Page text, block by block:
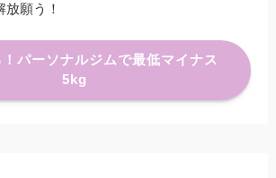
願う！
パーソナルジムで最低マイナス
5kg